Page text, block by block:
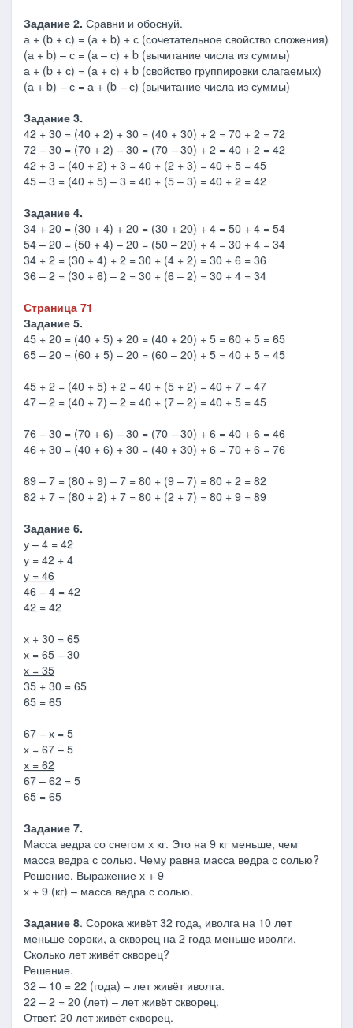
Задание 2. Сравни и обоснуй.
а + (b + с) = (а + b) + с (сочетательное свойство сложения)
(а + b) – с = (а – с) + b (вычитание числа из суммы)
а + (b + с) = (а + с) + b (свойство группировки слагаемых)
(а + b) – с = а + (b – с) (вычитание числа из суммы)
Задание 3.
42 + 30 = (40 + 2) + 30 = (40 + 30) + 2 = 70 + 2 = 72
72 – 30 = (70 + 2) – 30 = (70 – 30) + 2 = 40 + 2 = 42
42 + 3 = (40 + 2) + 3 = 40 + (2 + 3) = 40 + 5 = 45
45 – 3 = (40 + 5) – 3 = 40 + (5 – 3) = 40 + 2 = 42
Задание 4.
34 + 20 = (30 + 4) + 20 = (30 + 20) + 4 = 50 + 4 = 54
54 – 20 = (50 + 4) – 20 = (50 – 20) + 4 = 30 + 4 = 34
34 + 2 = (30 + 4) + 2 = 30 + (4 + 2) = 30 + 6 = 36
36 – 2 = (30 + 6) – 2 = 30 + (6 – 2) = 30 + 4 = 34
Страница 71
Задание 5.
45 + 20 = (40 + 5) + 20 = (40 + 20) + 5 = 60 + 5 = 65
65 – 20 = (60 + 5) – 20 = (60 – 20) + 5 = 40 + 5 = 45
45 + 2 = (40 + 5) + 2 = 40 + (5 + 2) = 40 + 7 = 47
47 – 2 = (40 + 7) – 2 = 40 + (7 – 2) = 40 + 5 = 45
76 – 30 = (70 + 6) – 30 = (70 – 30) + 6 = 40 + 6 = 46
46 + 30 = (40 + 6) + 30 = (40 + 30) + 6 = 70 + 6 = 76
89 – 7 = (80 + 9) – 7 = 80 + (9 – 7) = 80 + 2 = 82
82 + 7 = (80 + 2) + 7 = 80 + (2 + 7) = 80 + 9 = 89
Задание 6.
у – 4 = 42
у = 42 + 4
у = 46
46 – 4 = 42
42 = 42
х + 30 = 65
х = 65 – 30
х = 35
35 + 30 = 65
65 = 65
67 – х = 5
х = 67 – 5
х = 62
67 – 62 = 5
65 = 65
Задание 7.
Масса ведра со снегом х кг. Это на 9 кг меньше, чем
масса ведра с солью. Чему равна масса ведра с солью?
Решение. Выражение х + 9
х + 9 (кг) – масса ведра с солью.
Задание 8. Сорока живёт 32 года, иволга на 10 лет
меньше сороки, а скворец на 2 года меньше иволги.
Сколько лет живёт скворец?
Решение.
32 – 10 = 22 (года) – лет живёт иволга.
22 – 2 = 20 (лет) – лет живёт скворец.
Ответ: 20 лет живёт скворец.